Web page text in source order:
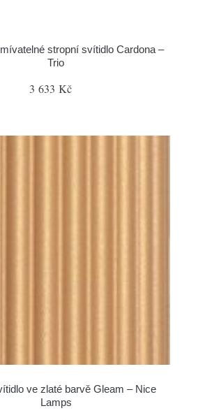
stropní svítidlo Cardona –
Trio
3 633 Kč
ve zlaté barvě Gleam – Nice
Lamps